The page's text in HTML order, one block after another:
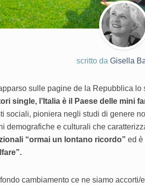
scritto da Gisella
sulle pagine de la Repubblica lo
single, l’Italia è il Paese delle mini
sociali, pioniera negli studi di genere
demografiche e culturali che
“ormai un lontano ricordo” ed è
cambiamento ce ne siamo